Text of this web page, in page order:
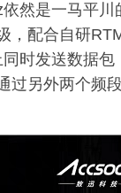
然是一马平
，配合自研
时发送数据
过另外两个频